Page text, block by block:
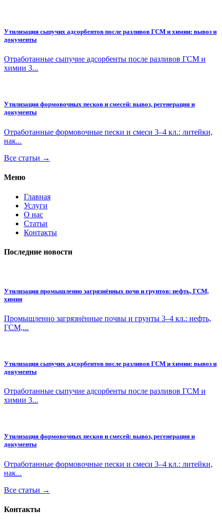
Утилизация сыпучих адсорбентов после разливов ГСМ и химии: вывоз и
документы
Отработанные сыпучие адсорбенты после разливов ГСМ и
химии 3...
Утилизация формовочных песков и смесей: вывоз, регенерация и
документы
Отработанные формовочные пески и смеси 3–4 кл.: литейки,
нак...
Все статьи →
Меню
Главная
Услуги
О нас
Статьи
Контакты
Последние новости
Утилизация промышленно загрязнённых почв и грунтов: нефть, ГСМ,
химия
Промышленно загрязнённые почвы и грунты 3–4 кл.: нефть,
ГСМ,...
Утилизация сыпучих адсорбентов после разливов ГСМ и химии: вывоз и
документы
Отработанные сыпучие адсорбенты после разливов ГСМ и
химии 3...
Утилизация формовочных песков и смесей: вывоз, регенерация и
документы
Отработанные формовочные пески и смеси 3–4 кл.: литейки,
нак...
Все статьи →
Контакты